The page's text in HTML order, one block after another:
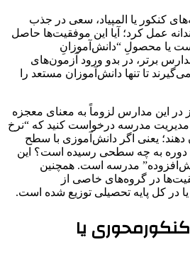
کنکور یا المپیاد، سعی در جذب
عمل کرد؛ آیا این موفقیت‌ها حاصل
یا محصولِ “دانش‌آموزانِ
برتر، در بدو ورود آزمون‌های
تا تنها دانش‌آموزان مستعد را
در این مدارس لزوماً به معنای معجزه
مدرسه درخواست کنید که “نرخ
یعنی اگر دانش‌آموزی با سطح
دوره به چه سطحی رسیده است؟ این
مدرسه است. همچنین
در گروه‌های خاصی از
در کل پایه تحصیلی توزیع شده است.
یا